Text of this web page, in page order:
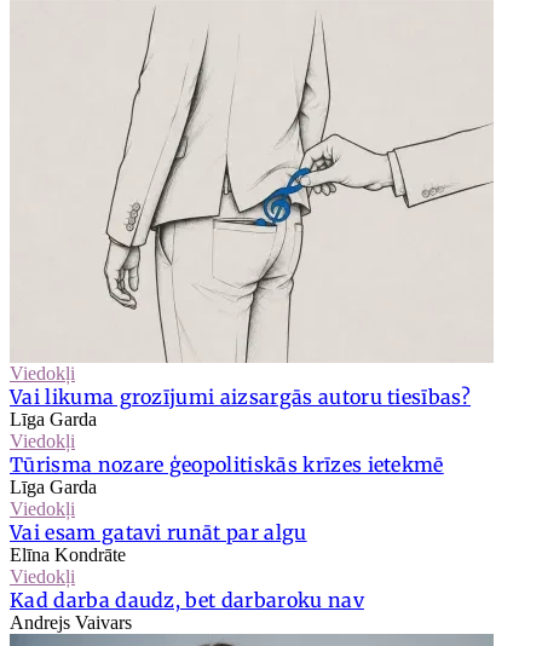
Viedokļi
Vai likuma grozījumi aizsargās autoru tiesības?
Līga Garda
Viedokļi
Tūrisma nozare ģeopolitiskās krīzes ietekmē
Līga Garda
Viedokļi
Vai esam gatavi runāt par algu
Elīna Kondrāte
Viedokļi
Kad darba daudz, bet darbaroku nav
Andrejs Vaivars